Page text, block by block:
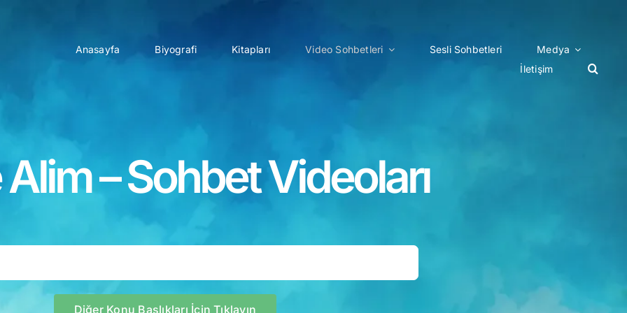
Anasayfa Biyografi Kitapları Video Sohbetleri Sesli Sohbetleri
Medya
İletişim
– Sohbet Videoları
Diğer Konu Başlıkları İçin Tıklayın